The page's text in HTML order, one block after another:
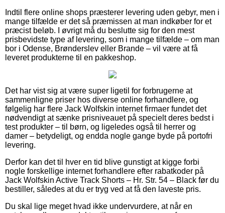
Indtil flere online shops præsterer levering uden gebyr, men i
mange tilfælde er det så præmissen at man indkøber for et
præcist beløb. I øvrigt må du beslutte sig for den mest
prisbevidste type af levering, som i mange tilfælde – om man
bor i Odense, Brønderslev eller Brande – vil være at få
leveret produkterne til en pakkeshop.
Det har vist sig at være super ligetil for forbrugerne at
sammenligne priser hos diverse online forhandlere, og
følgelig har flere Jack Wolfskin internet firmaer fundet det
nødvendigt at sænke prisniveauet på specielt deres bedst i
test produkter – til børn, og ligeledes også til herrer og
damer – betydeligt, og endda nogle gange byde på portofri
levering.
Derfor kan det til hver en tid blive gunstigt at kigge forbi
nogle forskellige internet forhandlere efter rabatkoder på
Jack Wolfskin Active Track Shorts – Hr. Str. 54 – Black før du
bestiller, således at du er tryg ved at få den laveste pris.
Du skal lige meget hvad ikke undervurdere, at når en